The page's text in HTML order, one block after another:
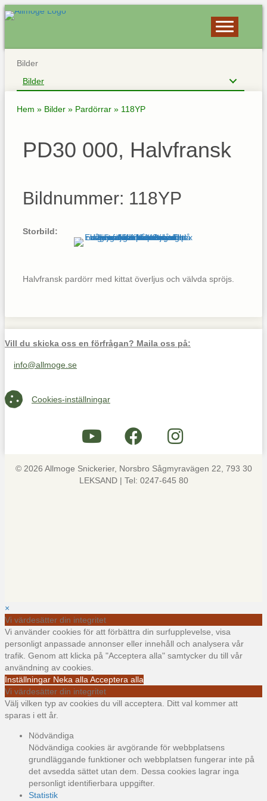
Bilder
Bilder
Hem » Bilder » Pardörrar » 118YP
PD30 000, Halvfransk
Bildnummer: 118YP
Storbild:
Halvfransk pardörr med kittat överljus och välvda spröjs.
Vill du skicka oss en förfrågan? Maila oss på:
Maila oss på info@allmoge.se
info@allmoge.se
Cookies-inställningar
Cookies-inställningar
© 2026 Allmoge Snickerier, Norsbro Sågmyravägen 22, 793 30
LEKSAND | Tel: 0247-645 80
×
Vi värdesätter din integritet
Vi använder cookies för att förbättra din surfupplevelse, visa
personligt anpassade annonser eller innehåll och analysera vår
trafik. Genom att klicka på "Acceptera alla" samtycker du till vår
användning av cookies.
Inställningar Neka alla Acceptera alla
Vi värdesätter din integritet
Välj vilken typ av cookies du vill acceptera. Ditt val kommer att
sparas i ett år.
Nödvändiga
Nödvändiga cookies är avgörande för webbplatsens
grundläggande funktioner och webbplatsen fungerar inte på
det avsedda sättet utan dem. Dessa cookies lagrar inga
personligt identifierbara uppgifter.
Statistik